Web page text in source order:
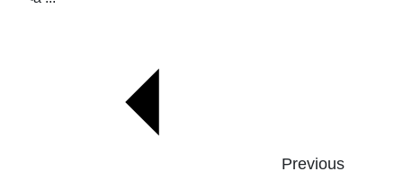
Previous